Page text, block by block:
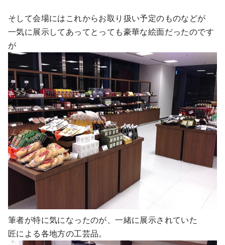
そして会場にはこれからお取り扱い予定のものなどが
一気に展示してあってとっても豪華な絵面だったのです
が
筆者が特に気になったのが、一緒に展示されていた
匠による各地方の工芸品。